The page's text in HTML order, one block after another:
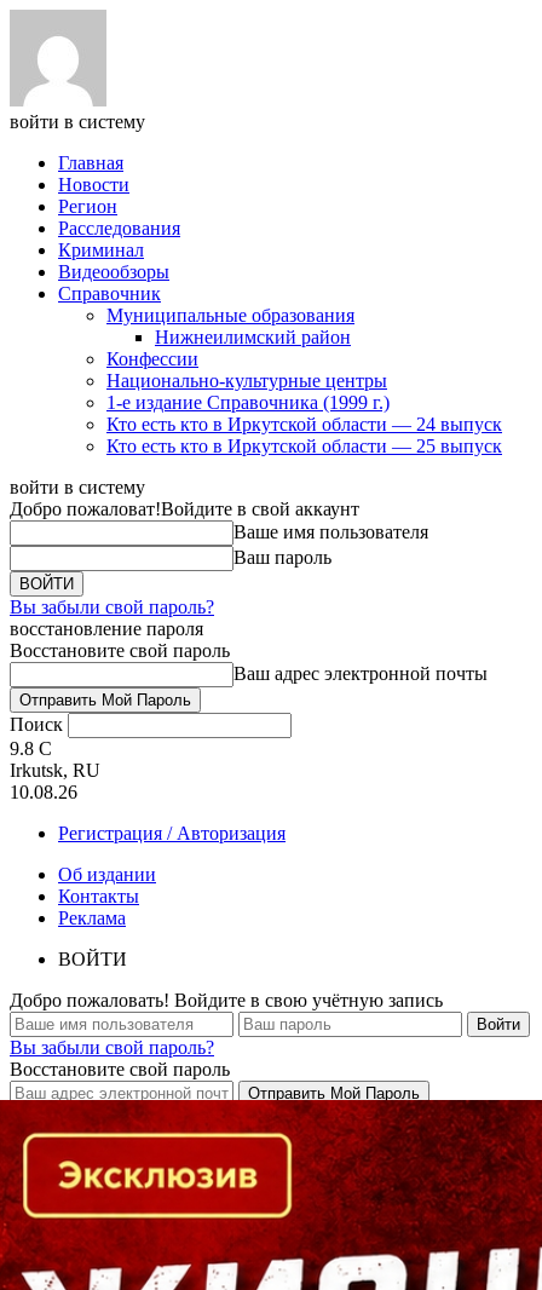
войти в систему
Главная
Новости
Регион
Расследования
Криминал
Видеообзоры
Справочник
Муниципальные образования
Нижнеилимский район
Конфессии
Национально-культурные центры
1-е издание Справочника (1999 г.)
Кто есть кто в Иркутской области — 24 выпуск
Кто есть кто в Иркутской области — 25 выпуск
войти в систему
Добро пожаловат!Войдите в свой аккаунт
Ваше имя пользователя
Ваш пароль
Вы забыли свой пароль?
восстановление пароля
Восстановите свой пароль
Ваш адрес электронной почты
Поиск
9.8 C
Irkutsk, RU
10.08.26
Регистрация / Авторизация
Об издании
Контакты
Реклама
ВОЙТИ
Добро пожаловать! Войдите в свою учётную запись
Вы забыли свой пароль?
Восстановите свой пароль
Кто есть кто в Байкальском регионе